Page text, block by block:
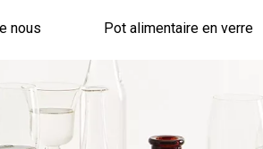
nous Pot alimentaire en verre